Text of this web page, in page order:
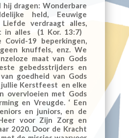
hij dragen: Wonderbare
held, Eeuwige
verdraagt alles,
in alles (1 Kor. 13:7)
19 beperkingen,
knuffels, enz. We
maat van Gods
gebedsstrijders en
goedheid van Gods
Kerstfeest en elke
overvloeien met Gods
en Vreugde. ‘ Een
en juniors, en de
voor Zijn Zorg en
2020. Door de Kracht